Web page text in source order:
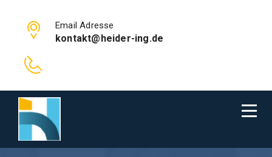
Email Adresse
kontakt@heider-ing.de